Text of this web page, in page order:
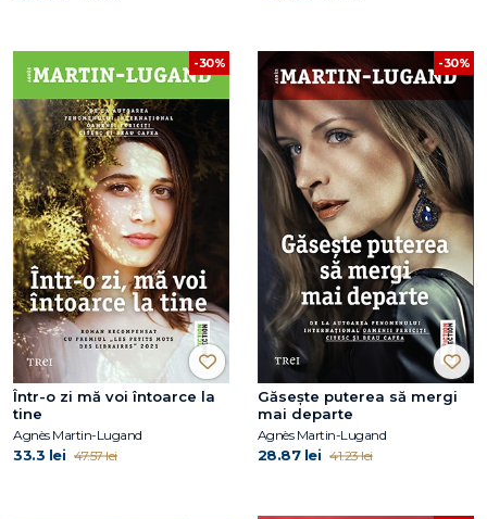
-30%
Într-o zi mă voi întoarce la
tine
Agnès Martin-Lugand
33.3 lei 47.57 lei
-30%
Găsește puterea să mergi
mai departe
Agnès Martin-Lugand
28.87 lei 41.23 lei